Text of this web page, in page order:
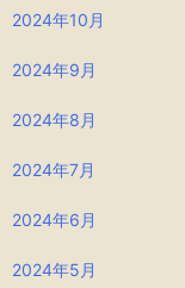
2024年10月
2024年9月
2024年8月
2024年7月
2024年6月
2024年5月